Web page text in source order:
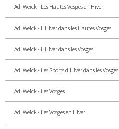
Ad. Weick - Les Hautes Vosges en Hiver
Ad. Weick - L'Hiver dans les Hautes Vosges
Ad. Weick - L'Hiver dans les Vosges
Ad. Weick - Les Sports d'Hiver dans les Vosges
Ad. Weick - Les Vosges
Ad. Weick - Les Vosges en Hiver